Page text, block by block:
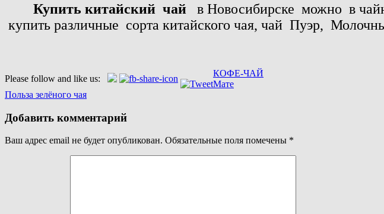
Купить китайский чай в Новосибирске можно в
купить различные сорта китайского чая, чай Пуэр,
Please follow and like us:
КОФЕ-ЧАЙ
Навигация
по
записям
Мате
Польза зелёного чая
Добавить комментарий
Ваш адрес email не будет опубликован. Обязательные поля помечены *